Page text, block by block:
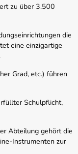
zu über 3.500
die
eine einzigartige
Grad, etc.) führen
Schulpflicht,
Abteilung gehört die
Instrumenten zur